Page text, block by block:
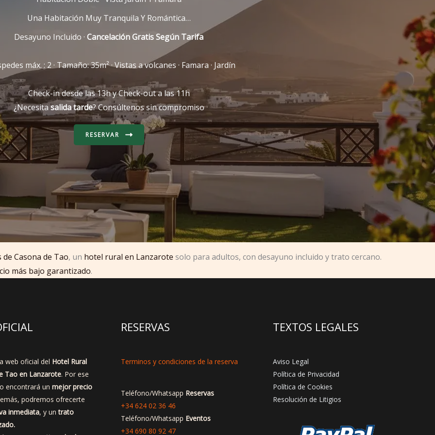
Una Habitación Muy Tranquila Y Romántica…
Desayuno Incluido · Cancelación Gratis Según Tarifa
máx. : 2 · Tamaño: 35m² · Vistas a volcanes · Famara · Jardín
Check-in desde las 13h y Check-out a las 11h
¿Necesita salida tarde? Consúltenos sin compromiso
RESERVAR
Casona de Tao, un hotel rural en Lanzarote solo para adultos, con desayuno incluido y trato cercano.
más bajo garantizado.
web oficial del Hotel Rural
Tao en Lanzarote. Por ese
encontrará un mejor precio
podremos ofrecerte
inmediata, y untrato
RESERVAS
Terminos y condiciones de la reserva
Teléfono/Whatsapp Reservas
+34 624 02 36 46
Teléfono/Whatsapp Eventos
+34 690 80 92 47
TEXTOS LEGALES
Aviso Legal
Política de Privacidad
Política de Cookies
Resolución de Litigios